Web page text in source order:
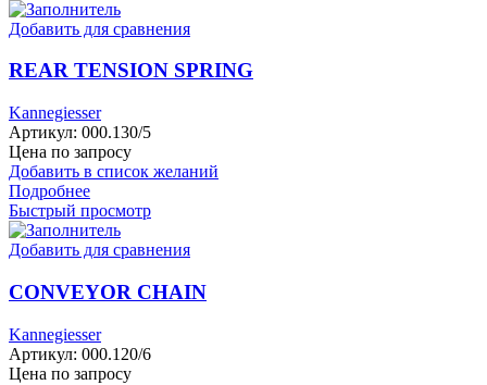
Добавить для сравнения
REAR TENSION SPRING
Kannegiesser
Артикул: 000.130/5
Цена по запросу
Добавить в список желаний
Подробнее
Быстрый просмотр
Добавить для сравнения
CONVEYOR CHAIN
Kannegiesser
Артикул: 000.120/6
Цена по запросу